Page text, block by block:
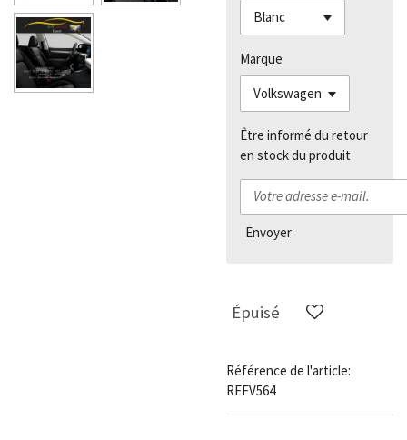
Marque
Être informé du retour
en stock du produit
Envoyer
Épuisé
Référence de l'article:
REFV564